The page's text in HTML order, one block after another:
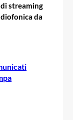
streaming
da